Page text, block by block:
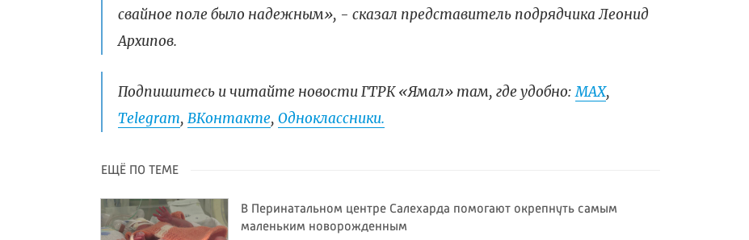
свайное поле было надежным», - сказал представитель подрядчика Леонид
Архипов.
Подпишитесь и читайте новости ГТРК «Ямал» там, где удобно:МАХ,
Telegram,ВКонтакте,Одноклассники.
ЕЩЁ ПО ТЕМЕ
В Перинатальном центре Салехарда помогают окрепнуть самым
маленьким новорожденным